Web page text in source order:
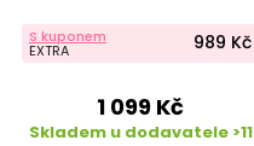
S kuponem
EXTRA 989 Kč
1 099 Kč
Skladem u dodavatele >11